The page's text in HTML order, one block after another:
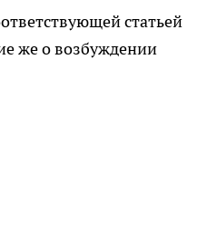
статьей
же о возбуждении